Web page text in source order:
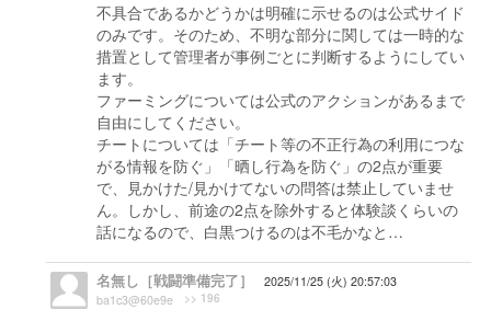
不具合であるかどうかは明確に示せるのは公式サイド
のみです。そのため、不明な部分に関しては一時的な
措置として管理者が事例ごとに判断するようにしてい
ます。
ファーミングについては公式のアクションがあるまで
自由にしてください。
チートについては「チート等の不正行為の利用につな
がる情報を防ぐ」「晒し行為を防ぐ」の2点が重要
で、見かけた/見かけてないの問答は禁止していませ
ん。しかし、前途の2点を除外すると体験談くらいの
話になるので、白黒つけるのは不毛かなと…
名無し［戦闘準備完了］
2025/11/25 (火) 20:57:03
ba1c3@60e9e
>> 196